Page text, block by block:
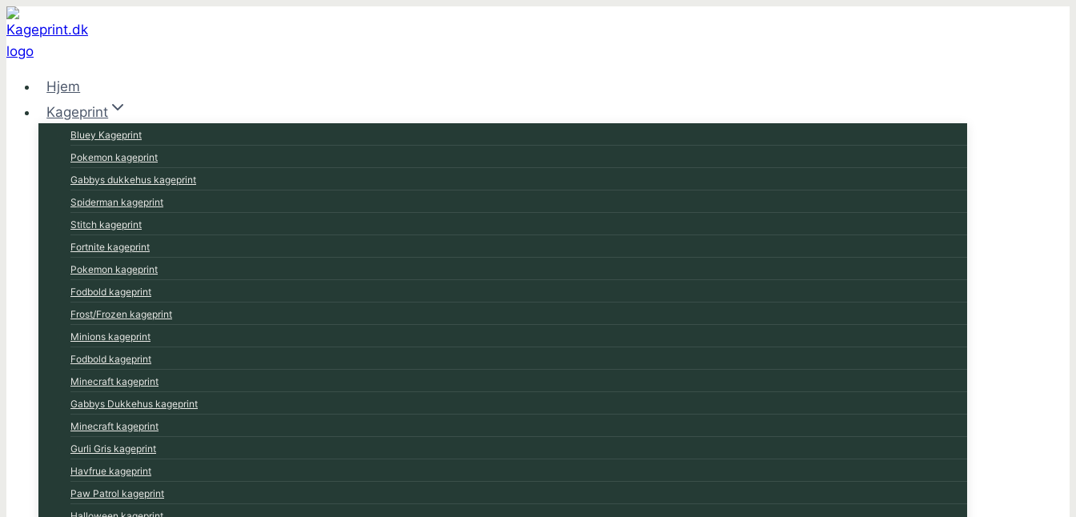
Fortsæt
til
indhold
Hjem
Kageprint
Bluey Kageprint
Pokemon kageprint
Gabbys dukkehus kageprint
Spiderman kageprint
Stitch kageprint
Fortnite kageprint
Pokemon kageprint
Fodbold kageprint
Frost/Frozen kageprint
Minions kageprint
Fodbold kageprint
Minecraft kageprint
Gabbys Dukkehus kageprint
Minecraft kageprint
Gurli Gris kageprint
Havfrue kageprint
Paw Patrol kageprint